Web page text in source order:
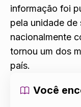
informação foi
pela unidade de
nacionalmente
tornou um dos
país.
Você